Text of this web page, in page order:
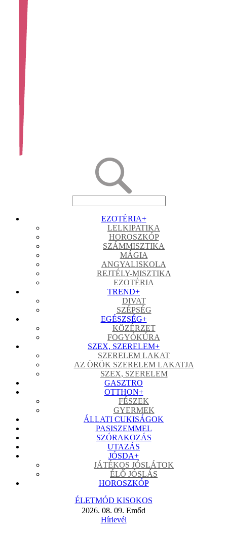
EZOTÉRIA+
LELKIPATIKA
HOROSZKÓP
SZÁMMISZTIKA
MÁGIA
ANGYALISKOLA
REJTÉLY-MISZTIKA
EZOTÉRIA
TREND+
DIVAT
SZÉPSÉG
EGÉSZSÉG+
KÖZÉRZET
FOGYÓKÚRA
SZEX, SZERELEM+
SZERELEM LAKAT
AZ ÖRÖK SZERELEM LAKATJA
SZEX, SZERELEM
GASZTRO
OTTHON+
FÉSZEK
GYERMEK
ÁLLATI CUKISÁGOK
PASISZEMMEL
SZÓRAKOZÁS
UTAZÁS
JÓSDA+
JÁTÉKOS JÓSLÁTOK
ÉLŐ JÓSLÁS
HOROSZKÓP
ÉLETMÓD KISOKOS
2026. 08. 09. Emőd
Hírlevél